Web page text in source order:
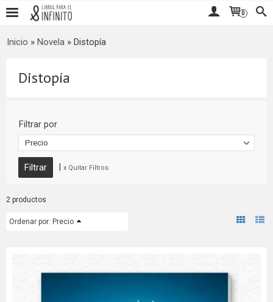
0
Inicio » Novela » Distopía
Distopía
Filtrar por
Precio
| x Quitar Filtros
2 productos
Ordenar por: Precio